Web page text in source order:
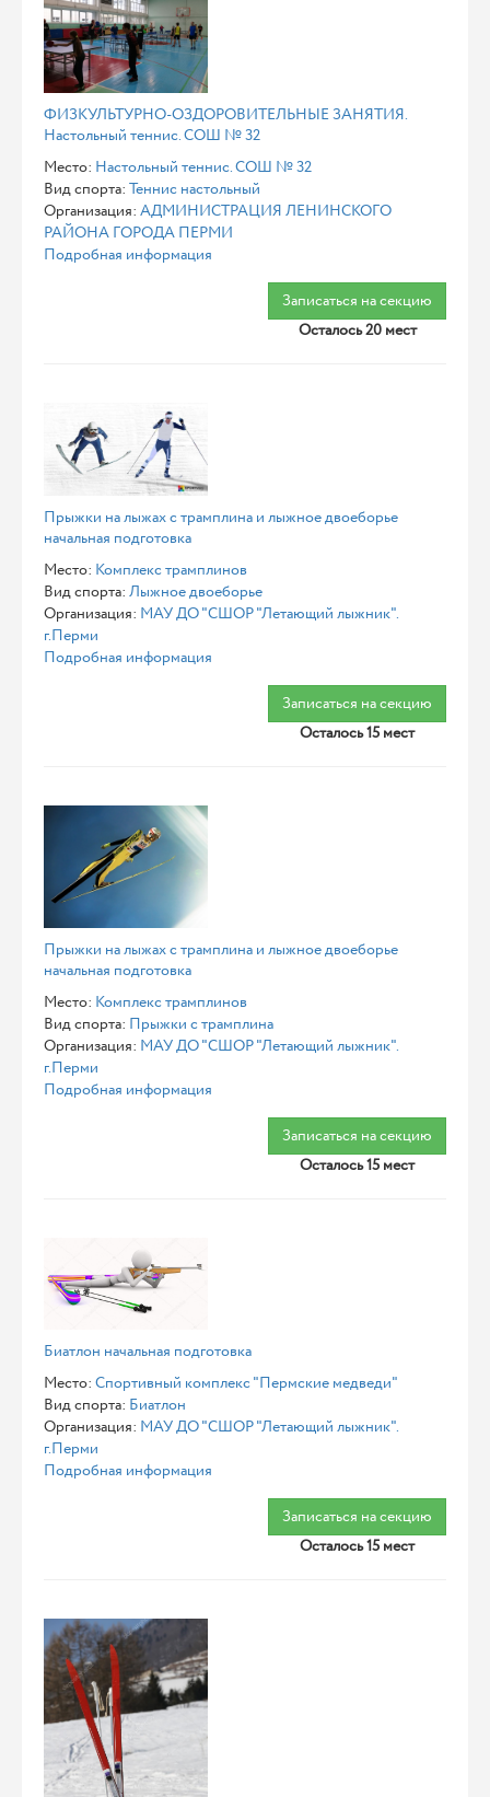
ФИЗКУЛЬТУРНО-ОЗДОРОВИТЕЛЬНЫЕ ЗАНЯТИЯ.
Настольный теннис. СОШ № 32
Место: Настольный теннис. СОШ № 32
Вид спорта: Теннис настольный
Организация: АДМИНИСТРАЦИЯ ЛЕНИНСКОГО
РАЙОНА ГОРОДА ПЕРМИ
Подробная информация
Записаться на секцию
Осталось 20 мест
Прыжки на лыжах с трамплина и лыжное двоеборье
начальная подготовка
Место: Комплекс трамплинов
Вид спорта: Лыжное двоеборье
Организация: МАУ ДО "СШОР "Летающий лыжник".
г.Перми
Подробная информация
Записаться на секцию
Осталось 15 мест
Прыжки на лыжах с трамплина и лыжное двоеборье
начальная подготовка
Место: Комплекс трамплинов
Вид спорта: Прыжки с трамплина
Организация: МАУ ДО "СШОР "Летающий лыжник".
г.Перми
Подробная информация
Записаться на секцию
Осталось 15 мест
Биатлон начальная подготовка
Место: Спортивный комплекс "Пермские медведи"
Вид спорта: Биатлон
Организация: МАУ ДО "СШОР "Летающий лыжник".
г.Перми
Подробная информация
Записаться на секцию
Осталось 15 мест